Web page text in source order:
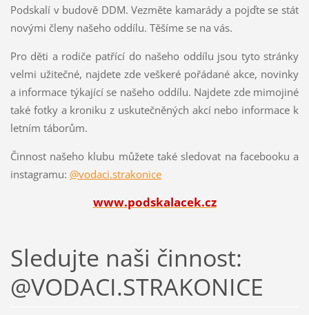
Podskalí v budově DDM. Vezměte kamarády a pojďte se stát
novými členy našeho oddílu. Těšíme se na vás.
Pro děti a rodiče patřící do našeho oddílu jsou tyto stránky
velmi užitečné, najdete zde veškeré pořádané akce, novinky
a informace týkající se našeho oddílu. Najdete zde mimojiné
také fotky a kroniku z uskutečněných akcí nebo informace k
letním táborům.
Činnost našeho klubu můžete také sledovat na facebooku a
instagramu: @vodaci.strakonice
www.podskalacek.cz
Sledujte naši činnost:
@VODACI.STRAKONICE